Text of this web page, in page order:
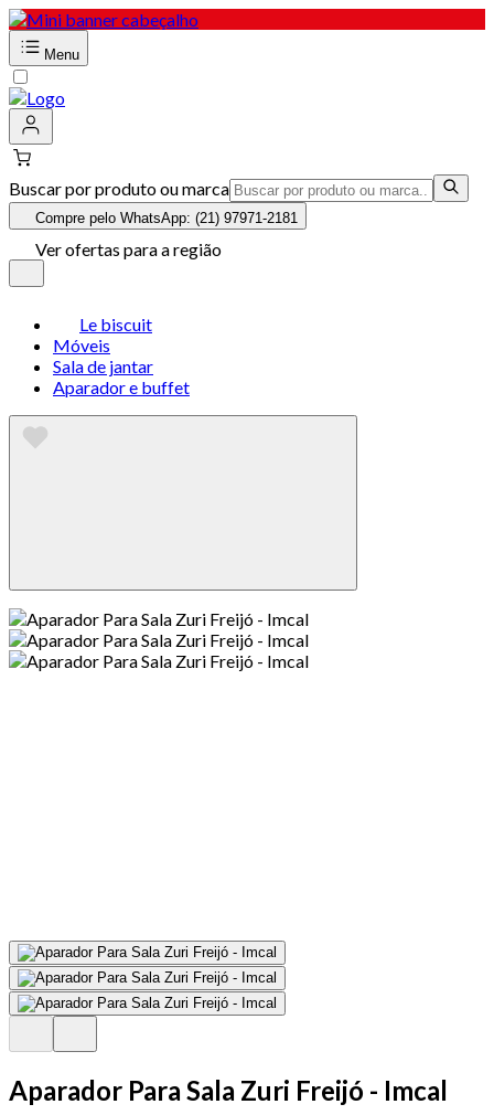
Menu
Buscar por produto ou marca
Compre pelo WhatsApp: (21) 97971-2181
Ver ofertas para a região
Le biscuit
Móveis
Sala de jantar
Aparador e buffet
Aparador Para Sala Zuri Freijó - Imcal